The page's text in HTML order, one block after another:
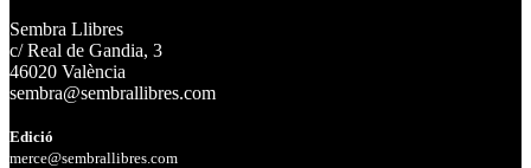
Sembra Llibres
c/ Real de Gandia, 3
46020 València
sembra@sembrallibres.com
Edició
merce@sembrallibres.com